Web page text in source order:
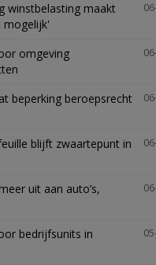
winstbelasting maakt
mogelijk'
omgeving
beperking beroepsrecht
blijft zwaartepunt in
uit aan auto’s,
bedrijfsunits in